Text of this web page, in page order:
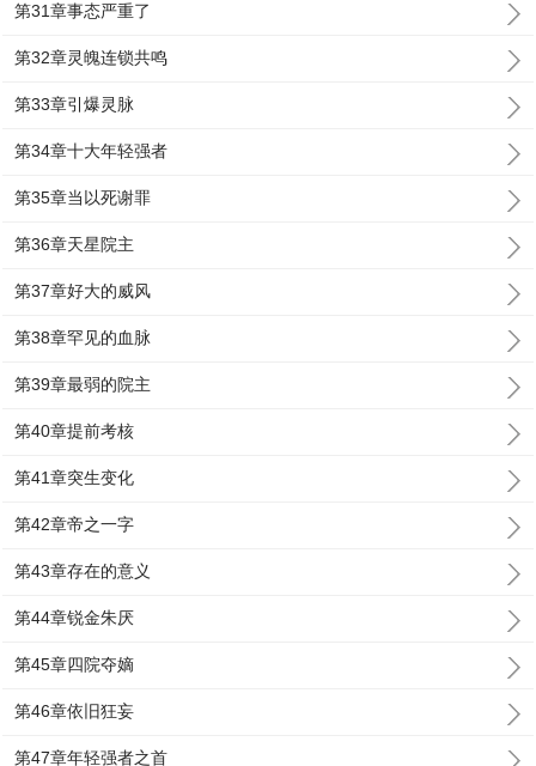
第31章事态严重了
第32章灵魄连锁共鸣
第33章引爆灵脉
第34章十大年轻强者
第35章当以死谢罪
第36章天星院主
第37章好大的威风
第38章罕见的血脉
第39章最弱的院主
第40章提前考核
第41章突生变化
第42章帝之一字
第43章存在的意义
第44章锐金朱厌
第45章四院夺嫡
第46章依旧狂妄
第47章年轻强者之首